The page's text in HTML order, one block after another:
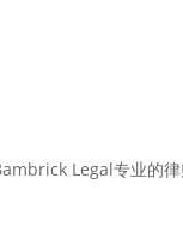
Legal专业的